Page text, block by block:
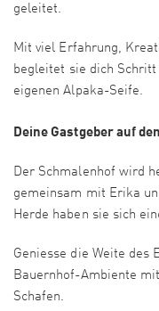
geleitet.
Mit viel Erfahrung,
begleitet sie dich
eigenen Alpaka-Seife.
Deine Gastgeber auf
Der Schmalenhof wird
gemeinsam mit Erika
Herde haben sie sich
Geniesse die Weite des
Bauernhof-Ambiente
Schafen.